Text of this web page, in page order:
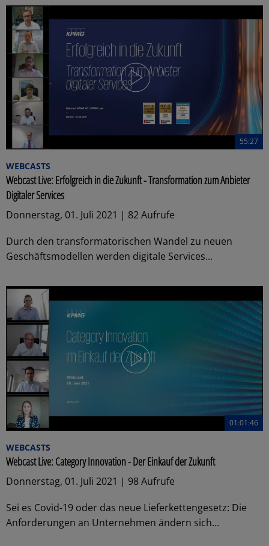
55:27
WEBCASTS
Webcast Live: Erfolgreich in die Zukunft - Transformation zum Anbieter
Digitaler Services
Donnerstag, 01. Juli 2021 | 82 Aufrufe
Durch den transformatorischen Wandel zu neuen
Geschäftsmodellen werden digitale Services...
01:01:46
WEBCASTS
Webcast Live: Category Innovation - Der Einkauf der Zukunft
Donnerstag, 01. Juli 2021 | 98 Aufrufe
Sei es Covid-19 oder das neue Lieferkettengesetz: Die
Anforderungen an Unternehmen ändern sich...